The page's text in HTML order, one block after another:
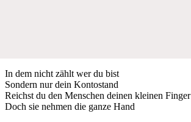
In dem nicht zählt wer du bist
Sondern nur dein Kontostand
Reichst du den Menschen deinen kleinen Finger
Doch sie nehmen die ganze Hand